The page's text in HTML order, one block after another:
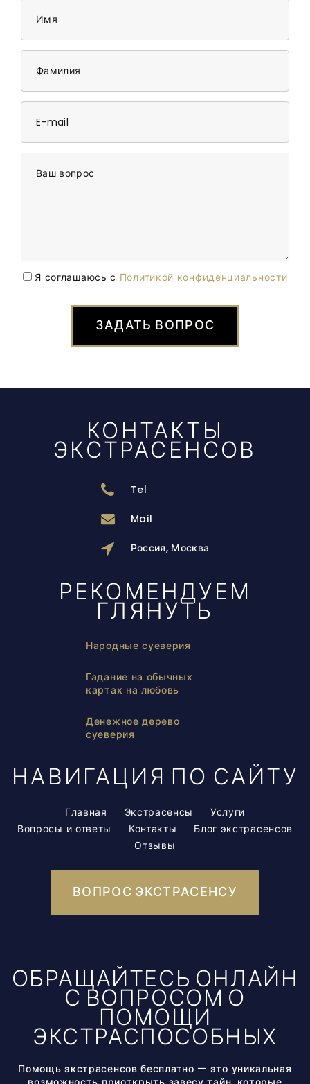
Имя
Фамилия
E-mail
Ваш вопрос
Я соглашаюсь с Политикой конфиденциальности
ЗАДАТЬ ВОПРОС
КОНТАКТЫ
ЭКСТРАСЕНСОВ
Tel
Mail
Россия, Москва
РЕКОМЕНДУЕМ
ГЛЯНУТЬ
Народные суеверия
Гадание на обычных
картах на любовь
Денежное дерево
суеверия
НАВИГАЦИЯ ПО САЙТУ
Главная Экстрасенсы
Услуги
Вопросы и ответы
Контакты
Блог экстрасенсов
Отзывы
ВОПРОС ЭКСТРАСЕНСУ
ОБРАЩАЙТЕСЬ ОНЛАЙН
С ВОПРОСОМ О
ПОМОЩИ
ЭКСТРАСПОСОБНЫХ
Помощь экстрасенсов бесплатно — это уникальная